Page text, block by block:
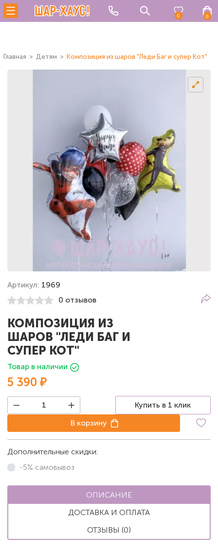
0 0
Главная Детям Композиция из шаров "Леди Баг и супер Кот"
Артикул: 1969
0 отзывов
КОМПОЗИЦИЯ ИЗ
ШАРОВ "ЛЕДИ БАГ И
СУПЕР КОТ"
Товар в наличии
5 390 ₽
Купить в 1 клик
В корзину
Дополнительные скидки:
-5% самовывоз
ОПИСАНИЕ
ДОСТАВКА И ОПЛАТА
ОТЗЫВЫ (0)